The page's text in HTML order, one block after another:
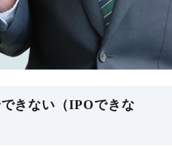
きない（IPOできな